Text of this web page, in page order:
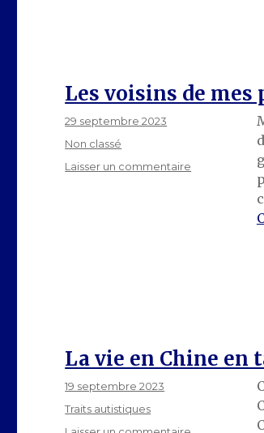
Les voisins de mes
Publié
le
29 septembre 2023
Catégories
Non classé
Laisser un commentaire
La vie en Chine en
Publié
le
19 septembre 2023
Catégories
Traits autistiques